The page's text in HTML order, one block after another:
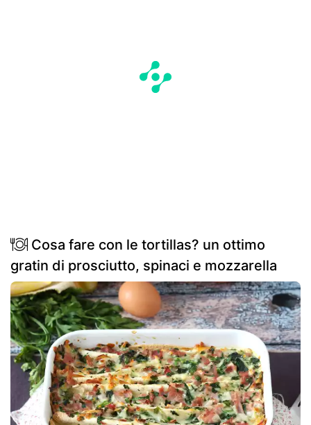
Cosa fare con le tortillas? un ottimo
gratin di prosciutto, spinaci e mozzarella